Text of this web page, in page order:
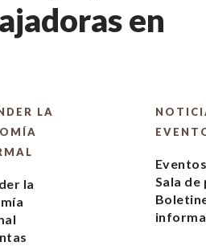
en
LA
la
Eventos
Sala de